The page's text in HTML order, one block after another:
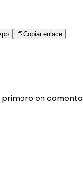
Copiar enlace
primero en